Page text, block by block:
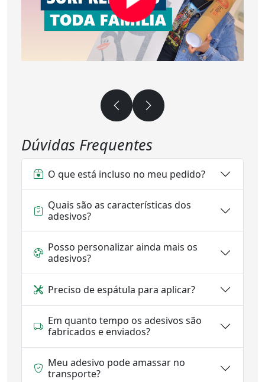
Dúvidas Frequentes
O que está incluso no meu pedido?
Quais são as características dos
adesivos?
Posso personalizar ainda mais os
adesivos?
Preciso de espátula para aplicar?
Em quanto tempo os adesivos são
fabricados e enviados?
Meu adesivo pode amassar no
transporte?